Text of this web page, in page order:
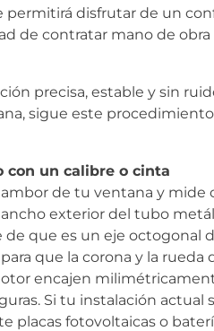
permitirá disfrutar de un
de contratar mano de obra
precisa, estable y sin
sigue este
con un calibre o cinta
de tu ventana y mide
exterior del tubo
de que es un eje octogonal
que la corona y la rueda
encajen
Si tu instalación actual
placas fotovoltaicas o